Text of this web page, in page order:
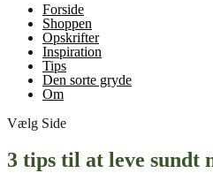
Forside
Shoppen
Opskrifter
Inspiration
Tips
Den sorte gryde
Om
Vælg Side
3 tips til at leve sundt